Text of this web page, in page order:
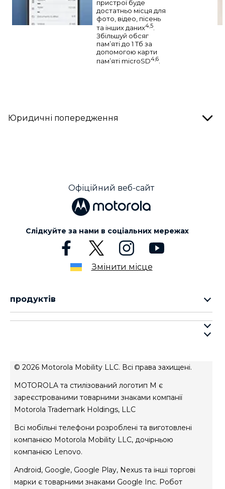
пристрої буде
достатньо місця для
фото, відео, пісень
та інших даних4,5.
Збільшуй обсяг
пам’яті до 1 Тб за
допомогою карти
пам’яті microSD4,6.
Юридичні попередження
Офіційний веб-сайт
Слідкуйте за нами в соціальних мережах
Змінити місце
продуктів
cерія motorola razr
умови продажу
© 2026 Motorola Mobility LLC. Всі права захищені.
MOTOROLA та стилізований логотип M є
зареєстрованими товарними знаками компанії
Motorola Trademark Holdings, LLC
Всі мобільні телефони розроблені та виготовлені
компанією Motorola Mobility LLC, дочірньою
компанією Lenovo.
Android, Google, Google Play, Nexus та інші торгові
марки є товарними знаками Google Inc. Робот